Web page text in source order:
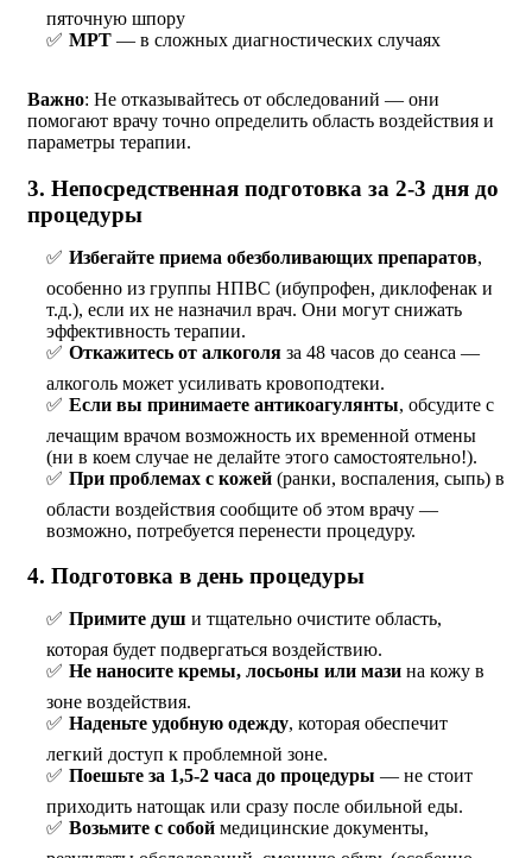
пяточную шпору
МРТ— в сложных диагностических случаях
Важно: Не отказывайтесь от обследований — они
помогают врачу точно определить область воздействия и
параметры терапии.
3. Непосредственная подготовка за 2-3 дня до
процедуры
Избегайте приема обезболивающих препаратов,
особенно из группы НПВС (ибупрофен, диклофенак и
т.д.), если их не назначил врач. Они могут снижать
эффективность терапии.
Откажитесь от алкоголяза 48 часов до сеанса —
алкоголь может усиливать кровоподтеки.
Если вы принимаете антикоагулянты, обсудите с
лечащим врачом возможность их временной отмены
(ни в коем случае не делайте этого самостоятельно!).
При проблемах с кожей(ранки, воспаления, сыпь) в
области воздействия сообщите об этом врачу —
возможно, потребуется перенести процедуру.
4. Подготовка в день процедуры
Примите душ и тщательно очистите область,
которая будет подвергаться воздействию.
Не наносите кремы, лосьоны или мазина кожу в
зоне воздействия.
Наденьте удобную одежду, которая обеспечит
легкий доступ к проблемной зоне.
Поешьте за 1,5-2 часа до процедуры — не стоит
приходить натощак или сразу после обильной еды.
Возьмите с собоймедицинские документы,